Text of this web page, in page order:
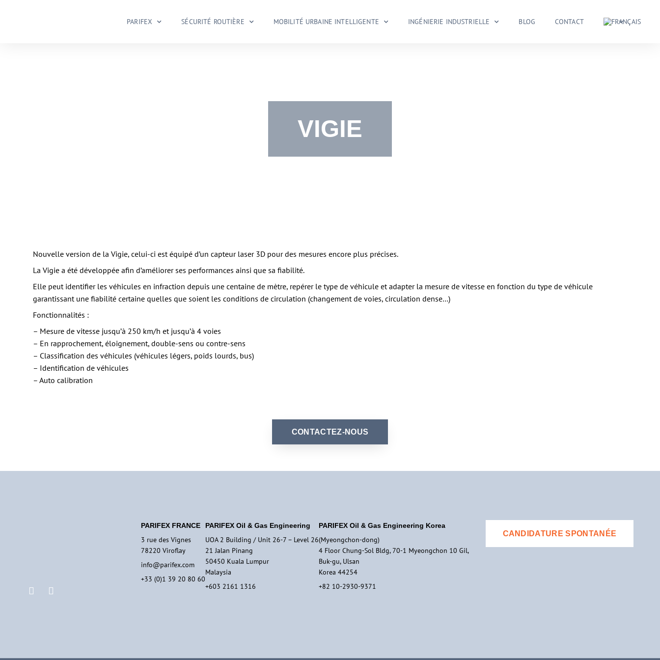
PARIFEX SÉCURITÉ ROUTIÈRE MOBILITÉ URBAINE INTELLIGENTE INGÉNIERIE INDUSTRIELLE BLOG CONTACT
VIGIE
Nouvelle version de la Vigie, celui-ci est équipé d’un capteur laser 3D pour des mesures encore plus précises.
La Vigie a été développée afin d’améliorer ses performances ainsi que sa fiabilité.
​Elle peut identifier les véhicules en infraction depuis une centaine de mètre, repérer le type de véhicule et adapter la mesure de vitesse en fonction du type de véhicule
garantissant une fiabilité certaine quelles que soient les conditions de circulation (changement de voies, circulation dense…)
Fonctionnalités :
– Mesure de vitesse jusqu’à 250 km/h et jusqu’à 4 voies
– En rapprochement, éloignement, double-sens ou contre-sens
– Classification des véhicules (véhicules légers, poids lourds, bus)
– Identification de véhicules
– Auto calibration
CONTACTEZ-NOUS
PARIFEX FRANCE
3 rue des Vignes
78220 Viroflay
info@parifex.com
+33 (0)1 39 20 80 60
PARIFEX Oil & Gas Engineering
UOA 2 Building / Unit 26-7 – Level 26
21 Jalan Pinang
50450 Kuala Lumpur
Malaysia
+603 2161 1316
PARIFEX Oil & Gas Engineering Korea
(Myeongchon-dong)
4 Floor Chung-Sol Bldg, 70-1 Myeongchon 10 Gil,
Buk-gu, Ulsan
Korea 44254
+82 10-2930-9371
CANDIDATURE SPONTANÉE